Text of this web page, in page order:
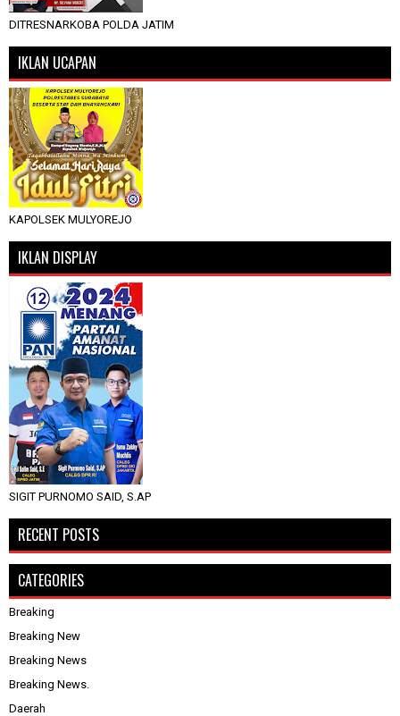
DITRESNARKOBA POLDA JATIM
IKLAN UCAPAN
KAPOLSEK MULYOREJO
IKLAN DISPLAY
SIGIT PURNOMO SAID, S.AP
RECENT POSTS
CATEGORIES
Breaking
Breaking New
Breaking News
Breaking News.
Daerah